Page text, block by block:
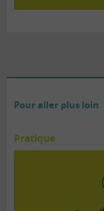
Pour aller plus loin
Pratique